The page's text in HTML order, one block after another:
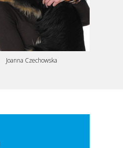
Joanna Czechowska